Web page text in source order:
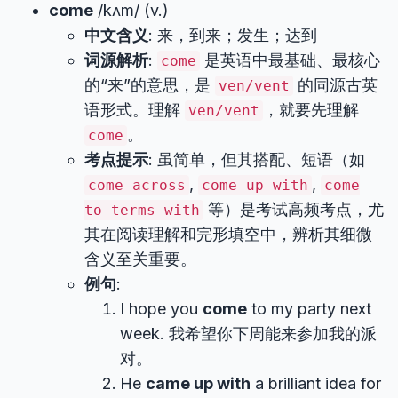
come /kʌm/ (v.)
中文含义: 来，到来；发生；达到
词源解析: come 是英语中最基础、最核心
的“来”的意思，是 ven/vent
的同源古英
语形式。理解 ven/vent ，就要先理解
come 。
考点提示: 虽简单，但其搭配、短语（如
come across , come up with , come
to terms with 等）是考试高频考点，尤
其在阅读理解和完形填空中，辨析其细微
含义至关重要。
例句:
I hope you come to my party next
week. 我希望你下周能来参加我的派
对。
He came up with a brilliant idea for